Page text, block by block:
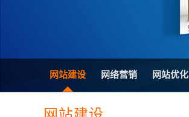
微信平台建设
电子商务商城建设
网站建设 网络营销 网站优化